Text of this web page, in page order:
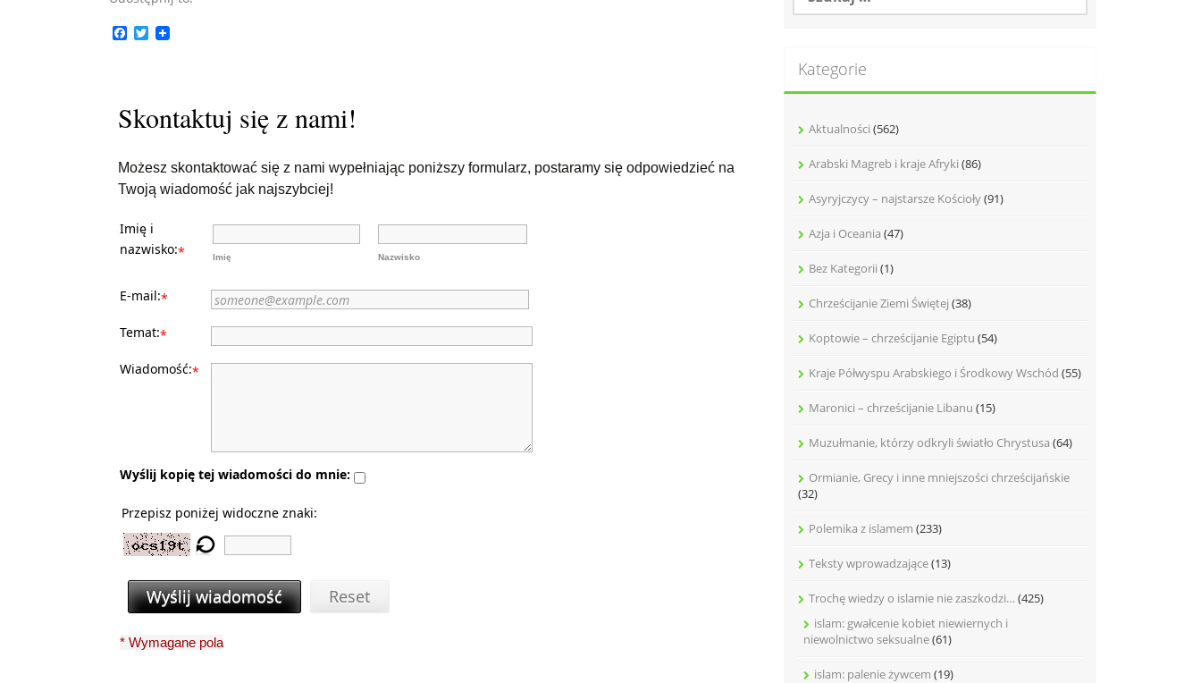
o
o
k
T
r
Skontaktuj się z nami!
Możesz skontaktować się z nami wypełniając poniższy formularz, postaramy się odpowiedzieć na
Twoją wiadomość jak najszybciej!
Imię i
nazwisko:* Imię Nazwisko
E-mail:*
Temat:*
Wiadomość:*
Wyślij kopię tej wiadomości do mnie:
Przepisz poniżej widoczne znaki:
Wyślij wiadomość Reset
* Wymagane pola
u
:
Kategorie
Aktualności (562)
Arabski Magreb i kraje Afryki (86)
Asyryjczycy – najstarsze Kościoły(91)
Azja i Oceania (47)
Bez Kategorii (1)
Chrześcijanie Ziemi Świętej (38)
Koptowie – chrześcijanie Egiptu (54)
Kraje Półwyspu Arabskiego i Środkowy Wschód (55)
Maronici – chrześcijanie Libanu (15)
Muzułmanie, którzy odkryli światło Chrystusa (64)
Ormianie, Grecy i inne mniejszości chrześcijańskie
(32)
Polemika z islamem (233)
Teksty wprowadzające(13)
Trochę wiedzy o islamie nie zaszkodzi… (425)
islam: gwałcenie kobiet niewiernych i
niewolnictwo seksualne(61)
islam: palenie żywcem (19)